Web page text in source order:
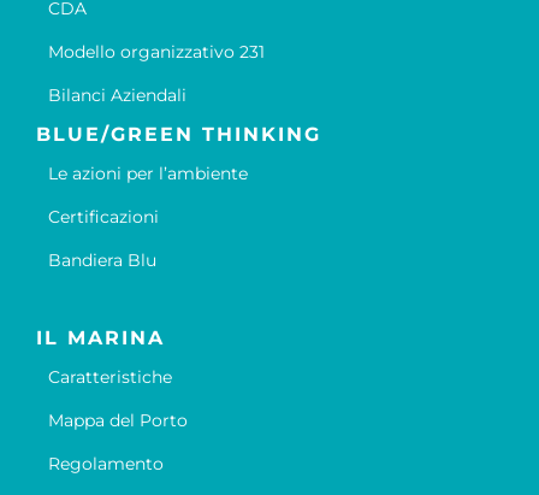
CDA
Modello organizzativo 231
Bilanci Aziendali
BLUE/GREEN THINKING
Le azioni per l’ambiente
Certificazioni
Bandiera Blu
IL MARINA
Caratteristiche
Mappa del Porto
Regolamento